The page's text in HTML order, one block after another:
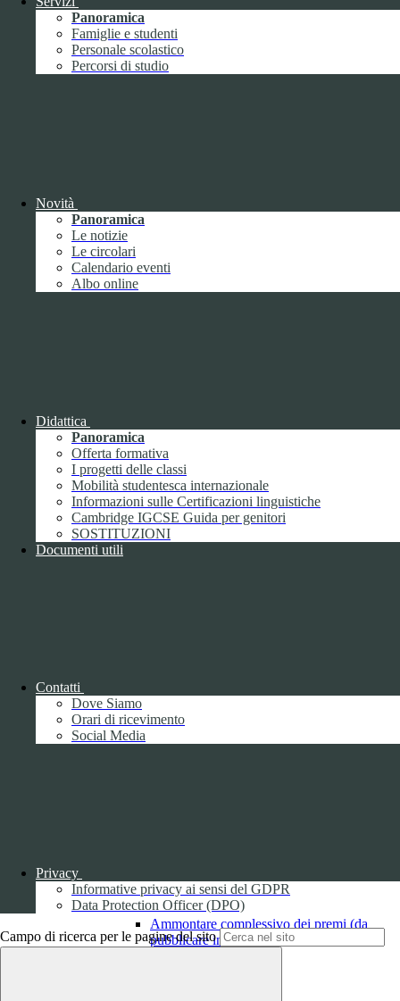
Panoramica
Famiglie e studenti
Personale scolastico
Percorsi di studio
Novità
Panoramica
Le notizie
Le circolari
Calendario eventi
Albo online
Didattica
Panoramica
Offerta formativa
I progetti delle classi
Mobilità studentesca internazionale
Informazioni sulle Certificazioni linguistiche
Cambridge IGCSE Guida per genitori
SOSTITUZIONI
Documenti utili
Contatti
Dove Siamo
Orari di ricevimento
Social Media
Privacy
Informative privacy ai sensi del GDPR
Data Protection Officer (DPO)
Campo di ricerca per le pagine del sito
Bandi di concorso (da pubblicare in
tabelle)
Performance1
Sistema di misurazione e valutazione della
performance
Ammontare complessivo dei premi (da
pubblicare in tabelle) 1